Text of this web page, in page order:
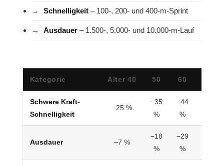
Schnelligkeit– 100-, 200- und 400-m-Sprint
Ausdauer– 1.500-, 5.000- und 10.000-m-Lauf
Kategorie Alter 40 50 60
Schwere Kraft-
Schnelligkeit
−25 %
−35
%
−44
%
Ausdauer −7 %
−18
%
−29
%